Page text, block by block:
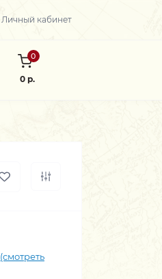
Личный кабинет
0
0 р.
(смотреть